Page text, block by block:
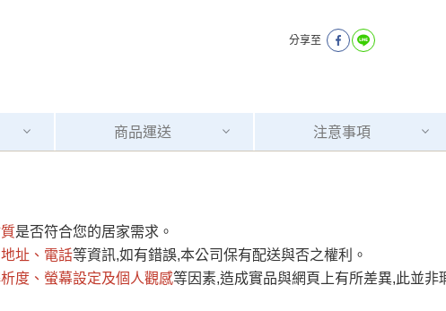
分享至
商品運送 注意事項
是否符合您的居家需求。
址、電話等資訊,如有錯誤,本公司保有配送與否之權利。
度、螢幕設定及個人觀感等因素,造成實品與網頁上有所差異,此並非
運 費 說 明
時更新，如有需要購買商品，請於出發前來電或到「官方Line客服」
「金額」。
家有權取消訂單。
依評論高至低排列 依評論低至高排列 只顯示附上圖片